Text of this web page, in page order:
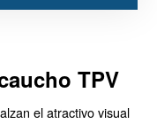
TPV
el atractivo visual